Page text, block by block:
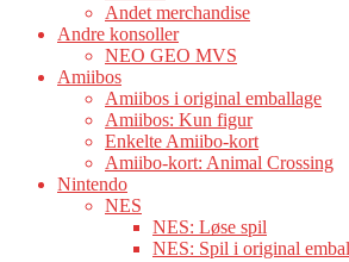
Andet merchandise
Andre konsoller
NEO GEO MVS
Amiibos
Amiibos i original emballage
Amiibos: Kun figur
Enkelte Amiibo-kort
Amiibo-kort: Animal Crossing
Nintendo
NES
NES: Løse spil
NES: Spil i original